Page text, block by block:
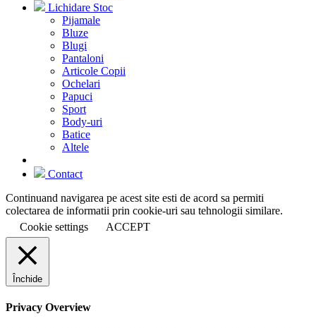
Lichidare Stoc
Pijamale
Bluze
Blugi
Pantaloni
Articole Copii
Ochelari
Papuci
Sport
Body-uri
Batice
Altele
Contact
Continuand navigarea pe acest site esti de acord sa permiti
colectarea de informatii prin cookie-uri sau tehnologii similare.
Cookie settings
ACCEPT
Închide
Privacy Overview